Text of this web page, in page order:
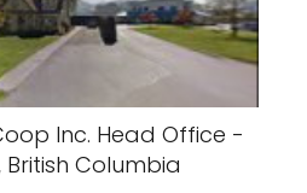
Inc. Head Office -
British Columbia